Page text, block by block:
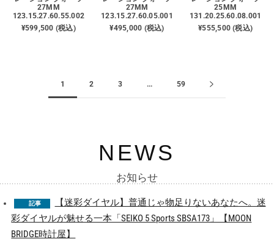
27MM
123.15.27.60.55.002
¥599,500 (税込)
27MM
123.15.27.60.05.001
¥495,000 (税込)
25MM
131.20.25.60.08.001
¥555,500 (税込)
1 2 3 ... 59
NEWS
お知らせ
記事
【迷彩ダイヤル】普通じゃ物足りないあなたへ。迷
彩ダイヤルが魅せる一本「SEIKO 5 Sports SBSA173」【MOON
BRIDGE時計屋】